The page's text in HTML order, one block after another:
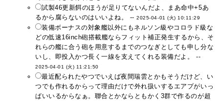
試製46更新餌のほうが足りてないんだよ、まあ命中+5あ
るから腐らないのはいいよね。 --2025-04-01 (火) 10:11:29
装備ボーナスの対象艦以外にもネルソン級やコロラド級な
どの低速16inch砲搭載艦ならフィット補正発生するから、そ
れらの艦に合う砲を用意するまでのつなぎとしても申し分な
いし、即投入かつ長く一線を支えてくれる装備だよ。 --
2025-04-01 (火) 11:21:50
最近配られたやつでいえば夜間瑞雲とかもそうだけど、い
つでも作れるからって理由だけで外れ扱いするエアプがいっ
ぱいいるからなぁ。聯合とかならともかく3群で作るのが超